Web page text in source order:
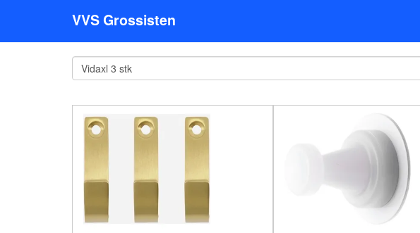
VVS Grossisten